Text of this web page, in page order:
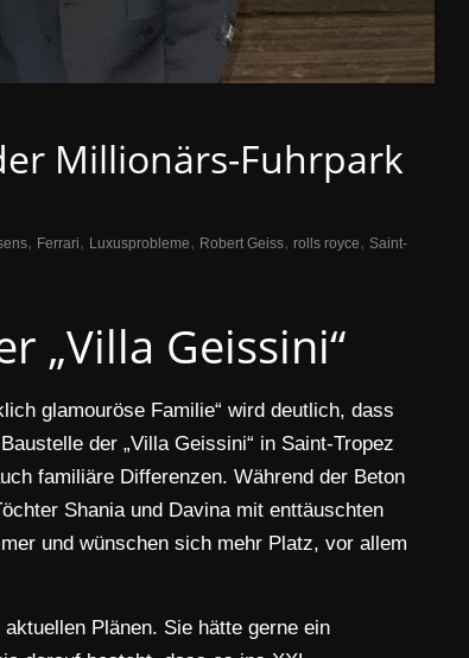
Millionärs-Fuhrpark
, Ferrari, Luxusprobleme, Robert Geiss, rolls royce, Saint-
„Villa Geissini“
glamouröse Familie“ wird deutlich, dass
der „Villa Geissini“ in Saint-Tropez
familiäre Differenzen. Während der Beton
Shania und Davina mit enttäuschten
und wünschen sich mehr Platz, vor allem
Plänen. Sie hätte gerne ein